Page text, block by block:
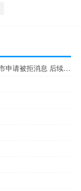
仙琚制药：已收到黄体酮阴道缓释凝胶上市申请被拒消息 后续会补充资料再申请